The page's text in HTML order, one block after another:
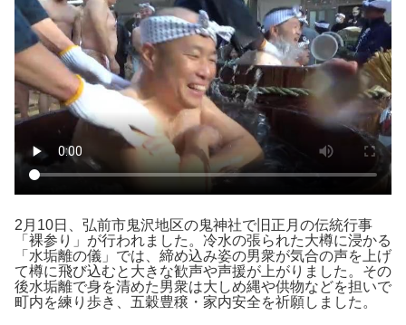
2月10日、弘前市鬼沢地区の鬼神社で旧正月の伝統行事
「裸参り」が行われました。冷水の張られた大樽に浸かる
「水垢離の儀」では、締め込み姿の男衆が気合の声を上げ
て樽に飛び込むと大きな歓声や声援が上がりました。その
後水垢離で身を清めた男衆は大しめ縄や供物などを担いで
町内を練り歩き、五穀豊穣・家内安全を祈願しました。